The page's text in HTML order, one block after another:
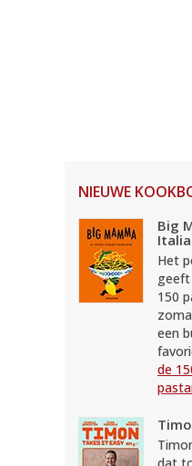
NIEUWE
Big
Het
geeft
150
een
de